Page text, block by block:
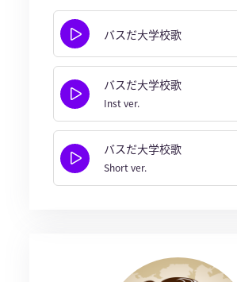
バスだ大学校歌
バスだ大学校歌
Inst ver.
バスだ大学校歌
Short ver.